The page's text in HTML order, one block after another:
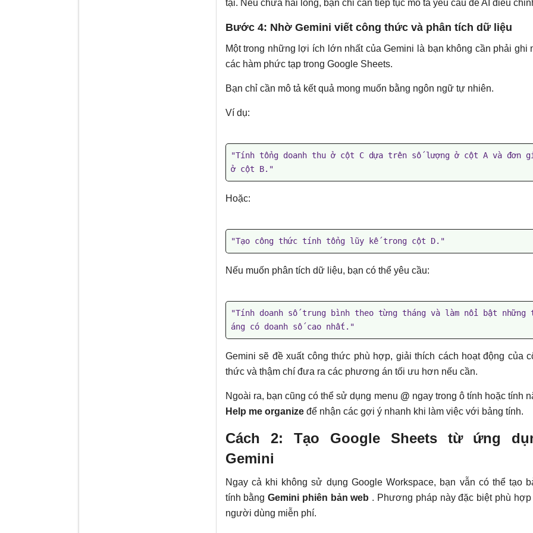
tại. Nếu chưa hài lòng, bạn chỉ cần tiếp tục mô tả yêu cầu để AI điều
Bước 4: Nhờ Gemini viết công thức và phân tích dữ liệu
Một trong những lợi ích lớn nhất của Gemini là bạn không cần phải ghi
các hàm phức tạp trong Google Sheets.
Bạn chỉ cần mô tả kết quả mong muốn bằng ngôn ngữ tự nhiên.
Ví dụ:
"Tính tổng doanh thu ở cột C dựa trên số lượng ở cột A và đơn
ở cột B."
Hoặc:
"Tạo công thức tính tổng lũy kế trong cột D."
Nếu muốn phân tích dữ liệu, bạn có thể yêu cầu:
"Tính doanh số trung bình theo từng tháng và làm nổi bật những
áng có doanh số cao nhất."
Gemini sẽ đề xuất công thức phù hợp, giải thích cách hoạt động của
thức và thậm chí đưa ra các phương án tối ưu hơn nếu cần.
Ngoài ra, bạn cũng có thể sử dụng menu @ ngay trong ô tính hoặc tính
Help me organizeđể nhận các gợi ý nhanh khi làm việc với bảng tính.
Cách 2: Tạo Google Sheets từ ứng
Gemini
Ngay cả khi không sử dụng Google Workspace, bạn vẫn có thể tạo
tính bằngGemini phiên bản web . Phương pháp này đặc biệt phù
người dùng miễn phí.